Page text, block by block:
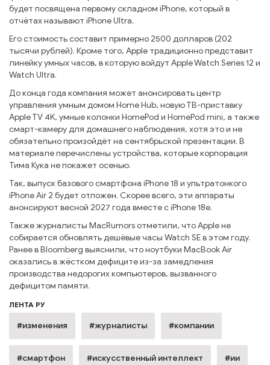
будет посвящена первому складном iPhone, который в
отчётах называют iPhone Ultra.
Его стоимость составит примерно 2500 долларов (202
тысячи рублей). Кроме того, Apple традиционно представит
линейку умных часов, в которую войдут Apple Watch Series 12 и
Watch Ultra.
До конца года компания может анонсировать центр
управления умным домом Home Hub, новую ТВ-приставку
Apple TV 4K, умные колонки HomePod и HomePod mini, а также
смарт-камеру для домашнего наблюдения, хотя это и не
обязательно произойдёт на сентябрьской презентации. В
материале перечислены устройства, которые корпорация
Тима Кука не покажет осенью.
Так, выпуск базового смартфона iPhone 18 и ультратонкого
iPhone Air 2 будет отложен. Скорее всего, эти аппараты
анонсируют весной 2027 года вместе с iPhone 18e.
Также журналисты MacRumors отметили, что Apple не
собирается обновлять дешёвые часы Watch SE в этом году.
Ранее в Bloomberg выяснили, что ноутбуки MacBook Air
оказались в жёстком дефиците из-за замедления
производства недорогих компьютеров, вызванного
дефицитом памяти.
ЛЕНТА РУ
#изменения #журналисты #компании
#смартфон #искусственный интеллект #ии